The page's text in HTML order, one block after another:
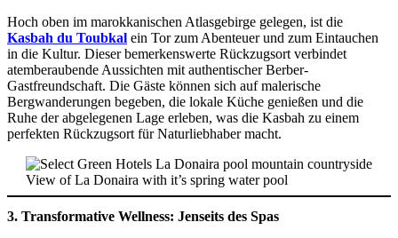
Hoch oben im marokkanischen Atlasgebirge gelegen, ist die
Kasbah du Toubkal ein Tor zum Abenteuer und zum Eintauchen
in die Kultur. Dieser bemerkenswerte Rückzugsort verbindet
atemberaubende Aussichten mit authentischer Berber-
Gastfreundschaft. Die Gäste können sich auf malerische
Bergwanderungen begeben, die lokale Küche genießen und die
Ruhe der abgelegenen Lage erleben, was die Kasbah zu einem
perfekten Rückzugsort für Naturliebhaber macht.
View of La Donaira with it’s spring water pool
3. Transformative Wellness: Jenseits des Spas